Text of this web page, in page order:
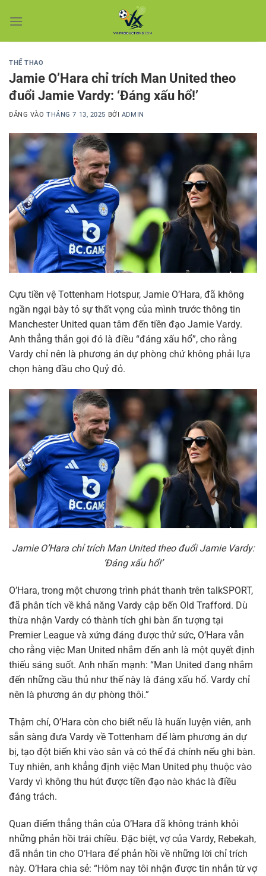
qua
THỂ THAO
Jamie O’Hara chỉ trích Man United theo
đuổi Jamie Vardy: ‘Đáng xấu hổ!’
ĐĂNG VÀOTHÁNG 7 13, 2025 BỞI ADMIN
Cựu tiền vệ Tottenham Hotspur, Jamie O’Hara, đã không
ngần ngại bày tỏ sự thất vọng của mình trước thông tin
Manchester United quan tâm đến tiền đạo Jamie Vardy.
Anh thẳng thắn gọi đó là điều “đáng xấu hổ”, cho rằng
Vardy chỉ nên là phương án dự phòng chứ không phải lựa
chọn hàng đầu cho Quỷ đỏ.
Jamie O’Hara chỉ trích Man United theo đuổi Jamie Vardy:
‘Đáng xấu hổ!’
O’Hara, trong một chương trình phát thanh trên talkSPORT,
đã phân tích về khả năng Vardy cập bến Old Trafford. Dù
thừa nhận Vardy có thành tích ghi bàn ấn tượng tại
Premier League và xứng đáng được thử sức, O’Hara vẫn
cho rằng việc Man United nhắm đến anh là một quyết định
thiếu sáng suốt. Anh nhấn mạnh: “Man United đang nhắm
đến những cầu thủ như thế này là đáng xấu hổ. Vardy chỉ
nên là phương án dự phòng thôi.”
Thậm chí, O’Hara còn cho biết nếu là huấn luyện viên, anh
sẵn sàng đưa Vardy về Tottenham để làm phương án dự
bị, tạo đột biến khi vào sân và có thể đá chính nếu ghi bàn.
Tuy nhiên, anh khẳng định việc Man United phụ thuộc vào
Vardy vì không thu hút được tiền đạo nào khác là điều
đáng trách.
Quan điểm thẳng thắn của O’Hara đã không tránh khỏi
những phản hồi trái chiều. Đặc biệt, vợ của Vardy, Rebekah,
đã nhắn tin cho O’Hara để phản hồi về những lời chỉ trích
này. O’Hara chia sẻ: “Hôm nay tôi nhận được tin nhắn từ vợ